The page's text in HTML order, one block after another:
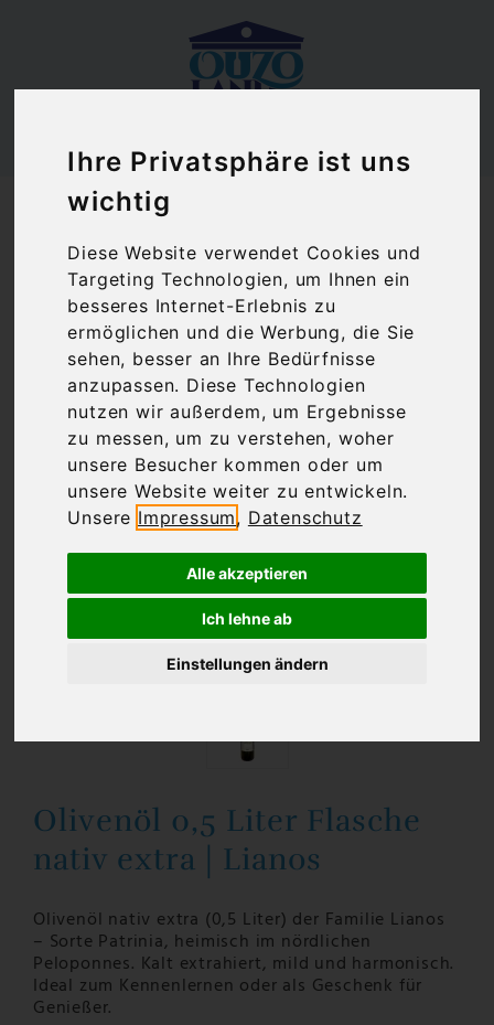
Ihre Privatsphäre ist uns
wichtig
Diese Website verwendet Cookies und
Targeting Technologien, um Ihnen ein
besseres Internet-Erlebnis zu
ermöglichen und die Werbung, die Sie
sehen, besser an Ihre Bedürfnisse
anzupassen. Diese Technologien
nutzen wir außerdem, um Ergebnisse
zu messen, um zu verstehen, woher
unsere Besucher kommen oder um
unsere Website weiter zu entwickeln.
Unsere Impressum, Datenschutz
Alle akzeptieren
Ich lehne ab
Einstellungen ändern
Ouzoland.de
Olivenöl 0,5 Liter Flasche nativ extra | Lianos
Olivenöl 0,5 Liter Flasche
nativ extra | Lianos
Olivenöl nativ extra (0,5 Liter) der Familie Lianos
– Sorte Patrinia, heimisch im nördlichen
Peloponnes. Kalt extrahiert, mild und harmonisch.
Ideal zum Kennenlernen oder als Geschenk für
Genießer.